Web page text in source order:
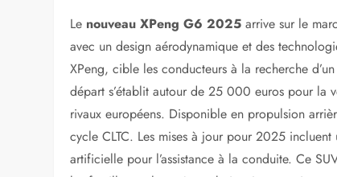
Le nouveau XPeng G6 2025 arrive sur le
avec un design aérodynamique et des
XPeng, cible les conducteurs à la recherche
départ s’établit autour de 25 000 euros pour la
rivaux européens. Disponible en propulsion
cycle CLTC. Les mises à jour pour 2025
artificielle pour l’assistance à la conduite. Ce